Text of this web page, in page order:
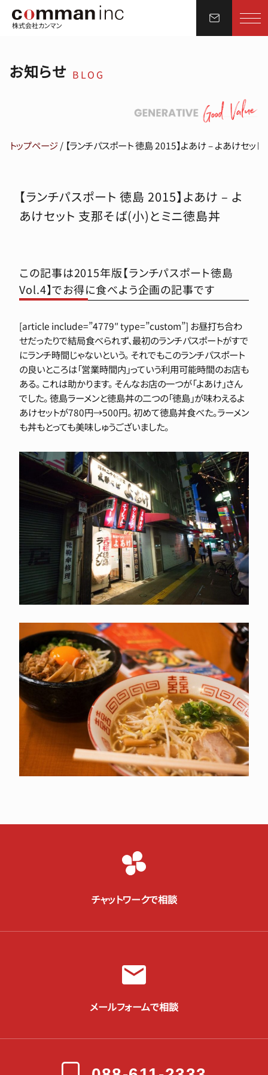
株式会社カンマン
お知らせ BLOG
トップページ/ 【ランチパスポート 徳島 2015】よあけ – よあけセッ
【ランチパスポート 徳島 2015】よあけ – よ
あけセット 支那そば(小)とミニ徳島丼
この記事は2015年版【ランチパスポート徳島
Vol.4】でお得に食べよう企画の記事です
[article include=”4779″ type=”custom”] お昼打ち合わ
せだったりで結局食べられず、最初のランチパスポートがすで
にランチ時間じゃないという。 それでもこのランチパスポート
の良いところは「営業時間内」っていう利用可能時間のお店も
ある。 これは助かります。 そんなお店の一つが「よあけ」さん
でした。 徳島ラーメンと徳島丼の二つの「徳島」が味わえるよ
あけセットが780円→500円。 初めて徳島丼食べた。ラーメン
も丼もとっても美味しゅうございました。
チャットワークで相談
メールフォームで相談